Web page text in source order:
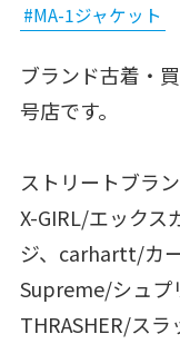
#MA-1ジャケット
ブランド古着・
号店です。
ストリートブラ
X-GIRL/エックス
ジ、carhartt/カー
Supreme/シュプ
THRASHER/ス